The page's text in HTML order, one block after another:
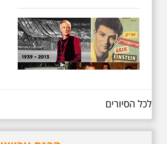
סיור מיוחד בעקבות חייו
ושיריו - עטור מצחך זהב
לכל הסיורים